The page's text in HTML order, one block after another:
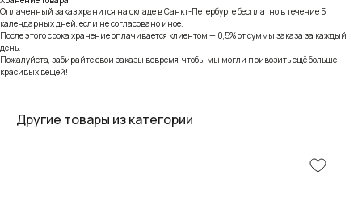
Оплаченный заказ хранится на складе в Санкт-Петербурге бесплатно в течение 5
календарных дней, если не согласовано иное.
После этого срока хранение оплачивается клиентом — 0,5% от суммы заказа за каждый
день.
Пожалуйста, забирайте свои заказы вовремя, чтобы мы могли привозить ещё больше
красивых вещей!
Другие товары из категории